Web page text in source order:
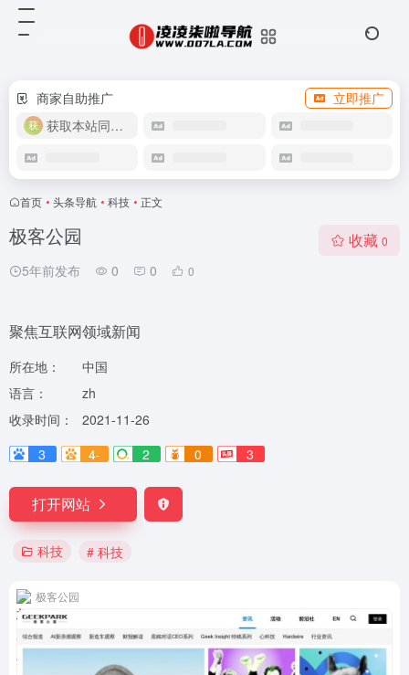
商家自助推广
立即推广
获取本站同款主题
首页 • 头条导航 • 科技 • 正文
极客公园
5年前发布 0 0 0
收藏 0
聚焦互联网领域新闻
所在地：
中国
语言：
zh
收录时间：
2021-11-26
3
4- 2 0 3
打开网站
科技 # 科技
极客公园